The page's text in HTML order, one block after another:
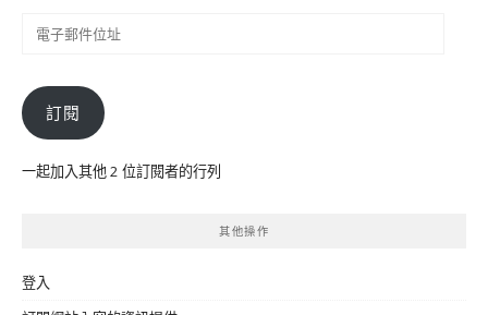
件
位
訂閱
一起加入其他 2 位訂閱者的行列
其他操作
登入